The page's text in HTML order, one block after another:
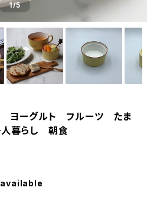
1/5
ーグルト フルーツ たま
暮らし 朝食